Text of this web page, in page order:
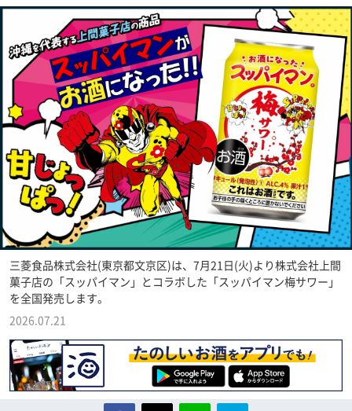
三菱食品株式会社(東京都文京区)は、7月21日(火)より株式会社上間
菓子店の「スッパイマン」とコラボした「スッパイマン梅サワー」
を全国発売します。
2026.07.21